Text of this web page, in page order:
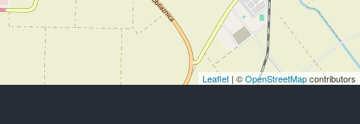
Leaflet | ©OpenStreetMapcontributors